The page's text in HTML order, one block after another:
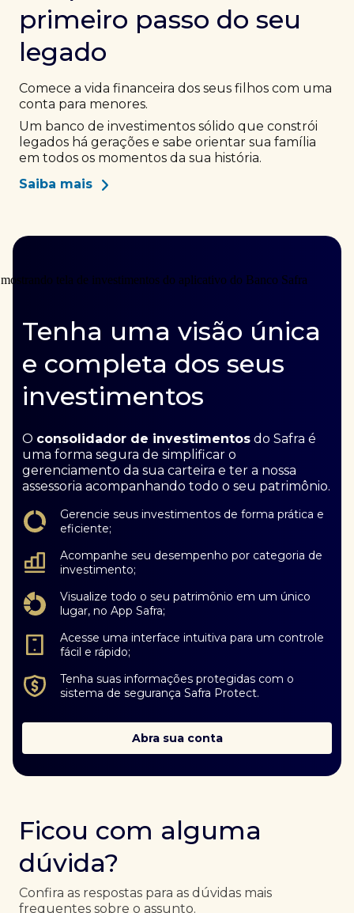
primeiro passo do seu
legado
Comece a vida financeira dos seus filhos com uma
conta para menores.
Um banco de investimentos sólido que constrói
legados há gerações e sabe orientar sua família
em todos os momentos da sua história.
Saiba mais
Tenha uma visão única
e completa dos seus
investimentos
O consolidador de investimentos do Safra é
uma forma segura de simplificar o
gerenciamento da sua carteira e ter a nossa
assessoria acompanhando todo o seu patrimônio.
Gerencie seus investimentos de forma prática e
eficiente;
Acompanhe seu desempenho por categoria de
investimento;
Visualize todo o seu patrimônio em um único
lugar, no App Safra;
Acesse uma interface intuitiva para um controle
fácil e rápido;
Tenha suas informações protegidas com o
sistema de segurança Safra Protect.
Abra sua conta
Ficou com alguma
dúvida?
Confira as respostas para as dúvidas mais
frequentes sobre o assunto.